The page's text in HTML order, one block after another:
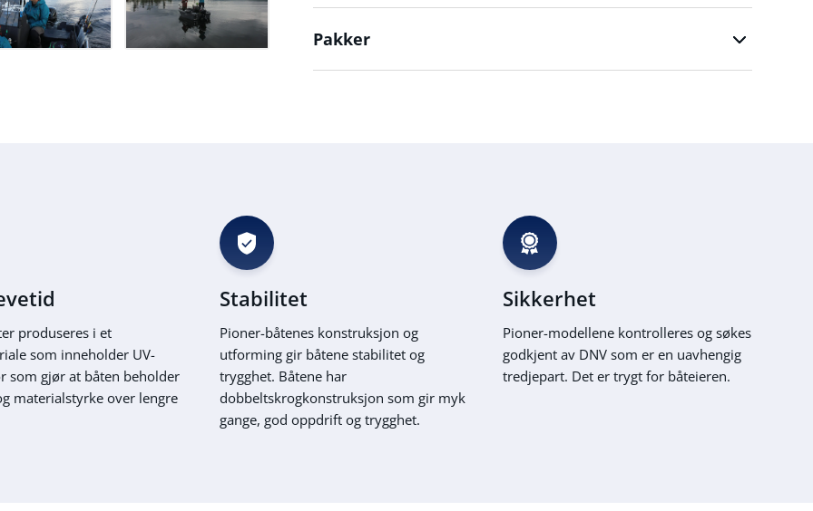
Pakker
produseres i et
som inneholder UV-
som gjør at båten beholder
materialstyrke over lengre
Stabilitet
Pioner-båtenes konstruksjon og
utforming gir båtene stabilitet og
trygghet. Båtene har
dobbeltskrogkonstruksjon som gir myk
gange, god oppdrift og trygghet.
Sikkerhet
Pioner-modellene kontrolleres og søkes
godkjent av DNV som er en uavhengig
tredjepart. Det er trygt for båteieren.